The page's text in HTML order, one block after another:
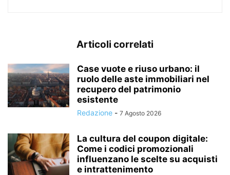
Articoli correlati
Case vuote e riuso urbano: il
ruolo delle aste immobiliari nel
recupero del patrimonio
esistente
Redazione - 7 Agosto 2026
La cultura del coupon digitale:
Come i codici promozionali
influenzano le scelte su acquisti
e intrattenimento